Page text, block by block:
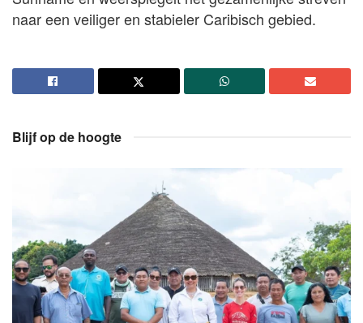
naar een veiliger en stabieler Caribisch gebied.
Blijf op de hoogte